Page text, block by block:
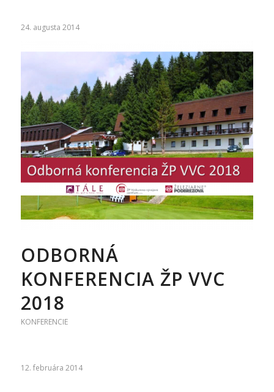
24. augusta 2014
ODBORNÁ
KONFERENCIA ŽP VVC
2018
KONFERENCIE
12. februára 2014